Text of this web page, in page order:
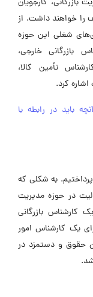
کارجویان
را خواهند داشت. از
شغلی این حوزه
بازرگانی خارجی،
تأمین کالا،
کرد.
باید در رابطه با
به شکلی که
در حوزه مدیریت
کارشناس بازرگانی
یک کارشناس امور
حقوق و دستمزد در